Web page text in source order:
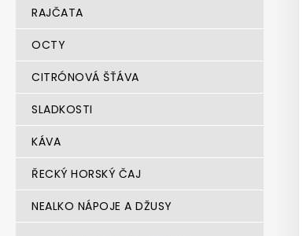
RAJČATA
OCTY
CITRÓNOVÁ ŠŤÁVA
SLADKOSTI
KÁVA
ŘECKÝ HORSKÝ ČAJ
NEALKO NÁPOJE A DŽUSY